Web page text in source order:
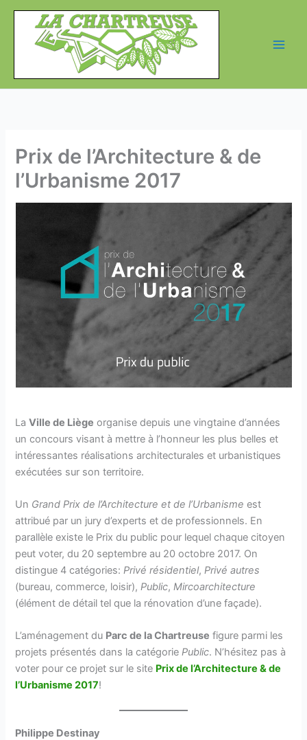
Aller
contenu
Prix de l’Architecture & de
l’Urbanisme 2017
LaVille de Liège organise depuis une vingtaine d’années
un concours visant à mettre à l’honneur les plus belles et
intéressantes réalisations architecturales et urbanistiques
exécutées sur son territoire.
Un Grand Prix de l’Architecture et de l’Urbanisme est
attribué par un jury d’experts et de professionnels. En
parallèle existe le Prix du public pour lequel chaque citoyen
peut voter, du 20 septembre au 20 octobre 2017. On
distingue 4 catégories:Privé résidentiel,Privé autres
(bureau, commerce, loisir),Public,Mircoarchitecture
(élément de détail tel que la rénovation d’une façade).
L’aménagement du Parc de la Chartreuse figure parmi les
projets présentés dans la catégoriePublic. N’hésitez pas à
voter pour ce projet sur le site Prix de l’Architecture & de
l’Urbanisme 2017!
Philippe Destinay